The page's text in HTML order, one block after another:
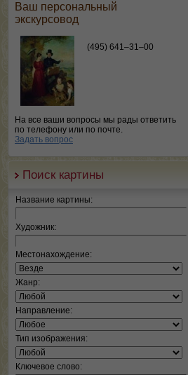
Ваш персональный
экскурсовод
(495) 641–31–00
На все ваши вопросы мы рады ответить
по телефону или по почте.
Задать вопрос
Поиск картины
Название картины:
Художник:
Местонахождение:
Жанр:
Направление:
Тип изображения:
Ключевое слово: